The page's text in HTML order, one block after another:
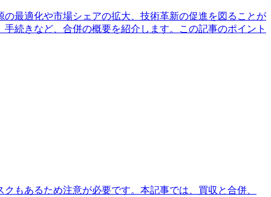
最適化や市場シェアの拡大、技術革新の促進を図ることが
続きなど、合併の概要を紹介します。この記事のポイント
もあるため注意が必要です。本記事では、買収と合併、